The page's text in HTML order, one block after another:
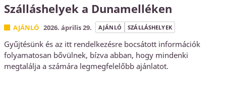
Szálláshelyek a Dunamelléken
AJÁNLÓ 2026. április 29. AJÁNLÓ SZÁLLÁSHELYEK
Gyűjtésünk és az itt rendelkezésre bocsátott információk
folyamatosan bővülnek, bízva abban, hogy mindenki
megtalálja a számára legmegfelelőbb ajánlatot.